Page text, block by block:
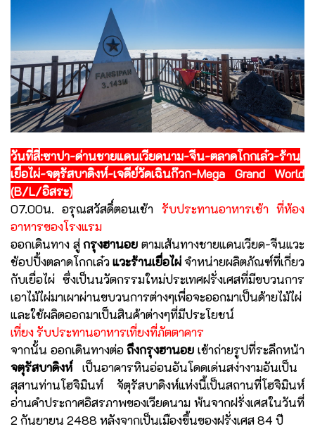
วันที่สี่:ซาปา-ด่านชายแดนเวียดนาม-จีน-ตลาดโกกเล๋ว-ร้าน
เยื่อไผ่-จตุรัสบาดิงห์-เจดีย์วัดเฉินก๊วก-Mega Grand World
(B/L/อิสระ)
07.00น. อรุณสวัสดิ์ตอนเช้า รับประทานอาหารเช้า ที่ห้อง
อาหารของโรงแรม
ออกเดินทาง สู่กรุงฮานอย ตามเส้นทางชายแดนเวียด-จีนแวะ
ช้อปปิ้งตลาดโกกเล๋วแวะร้านเยื่อไผ่จำหน่ายผลิตภัณฑ์ที่เกี่ยว
กับเยื่อไผ่ ซึ่งเป็นนวัตกรรมใหม่ประเทศฝรั่งเศสที่มีขบวนการ
เอาไม้ไผ่มาเผาผ่านขบวนการต่างๆเพื่อจะออกมาเป็นด้ายไม้ไผ่
และใช้ผลิตออกมาเป็นสินค้าต่างๆที่มีประโยชน์
เที่ยง รับประทานอาหารเที่ยงที่ภัตตาคาร
จากนั้น ออกเดินทางต่อถึงกรุงฮานอย เข้าถ่ายรูปที่ระลึกหน้า
จตุรัสบาดิงห์เป็นอาคารหินอ่อนอันโดดเด่นสง่างามอันเป็น
สุสานท่านโฮจิมินท์ จัตุรัสบาดิงห์แห่งนี้เป็นสถานที่โฮจิมินห์
อ่านคำประกาศอิสรภาพของเวียดนาม พ้นจากฝรั่งเศสในวันที่
2 กันยายน 2488 หลังจากเป็นเมืองขึ้นของฝรั่งเศส 84 ปี